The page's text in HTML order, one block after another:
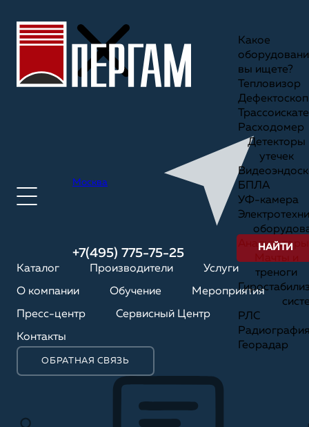
Москва
+7(495) 775-75-25
Каталог Производители Услуги
О компании Обучение Мероприятия
Пресс-центр Сервисный Центр
Контакты
ОБРАТНАЯ СВЯЗЬ
Какое
вы ищете?
Тепловизор
Дефектоскоп
Расходомер
Детекторы
утечек
БПЛА
УФ-камера
Анализаторы
треноги
РЛС
Георадар
НАЙТИ